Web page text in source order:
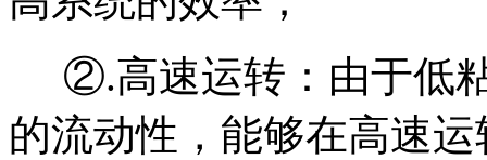
②.高速运转：由于低
的流动性，能够在高速